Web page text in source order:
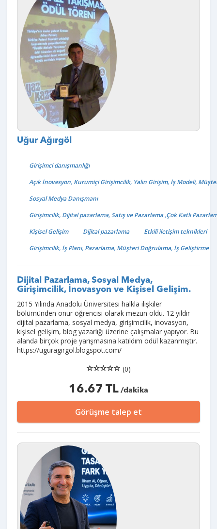
Uğur Ağırgöl
Girişimci danışmanlığı
Açık İnovasyon, Kurumiçi Girişimcilik, Yalın Girişim, İş Modeli,
Sosyal Medya Danışmanı
Girişimcilik, Dijital pazarlama, Satış ve Pazarlama ,Çok Katlı
Kişisel Gelişim
Dijital pazarlama
Etkili iletişim teknikleri
Girişimcilik, İş Planı, Pazarlama, Müşteri Doğrulama, İş Geliştirme
Dijital Pazarlama, Sosyal Medya,
Girişimcilik, İnovasyon ve Kişisel Gelişim.
2015 Yılında Anadolu Üniversitesi halkla ilişkiler
bölümünden onur öğrencisi olarak mezun oldu. 12 yıldır
dijital pazarlama, sosyal medya, girişimcilik, inovasyon,
kişisel gelişim, blog yazarlığı üzerine çalışmalar yapıyor. Bu
alanda birçok proje yarışmasına katıldım ödül kazanmıştır.
https://uguragirgol.blogspot.com/
(0)
16.67 TL /dakika
Görüşme talep et